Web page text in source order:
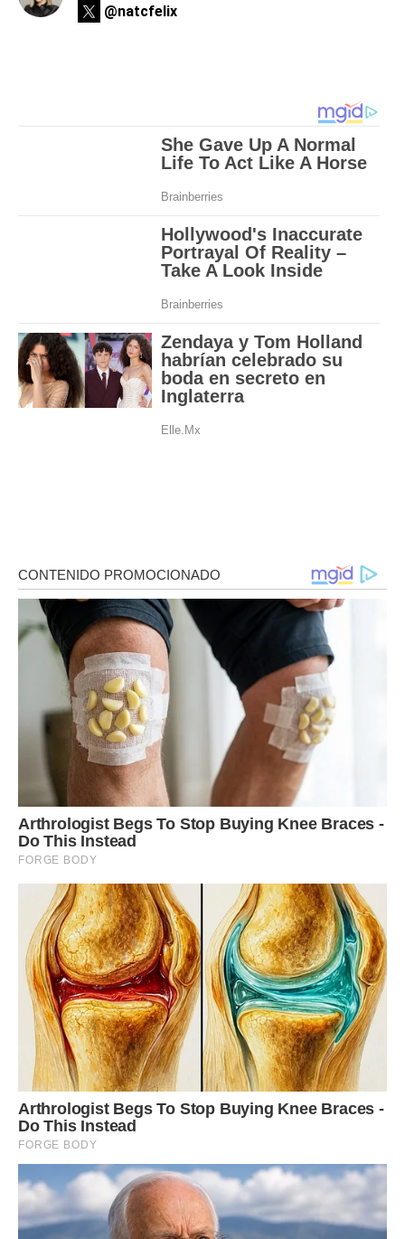
@natcfelix